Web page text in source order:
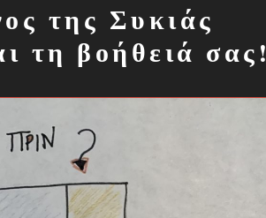
της Συκιάς
τη βοήθειά σας!